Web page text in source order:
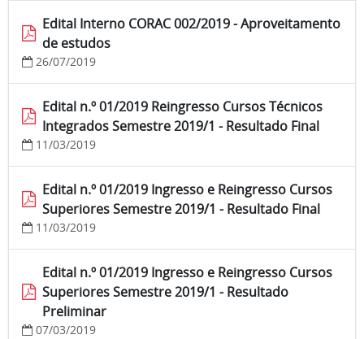
Edital Interno CORAC 002/2019 - Aproveitamento
de estudos
26/07/2019
Edital n.º 01/2019 Reingresso Cursos Técnicos
Integrados Semestre 2019/1 - Resultado Final
11/03/2019
Edital n.º 01/2019 Ingresso e Reingresso Cursos
Superiores Semestre 2019/1 - Resultado Final
11/03/2019
Edital n.º 01/2019 Ingresso e Reingresso Cursos
Superiores Semestre 2019/1 - Resultado
Preliminar
07/03/2019